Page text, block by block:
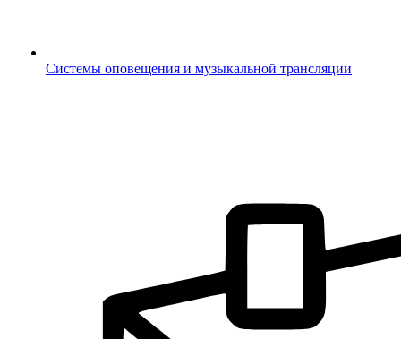
Системы оповещения и музыкальной трансляции